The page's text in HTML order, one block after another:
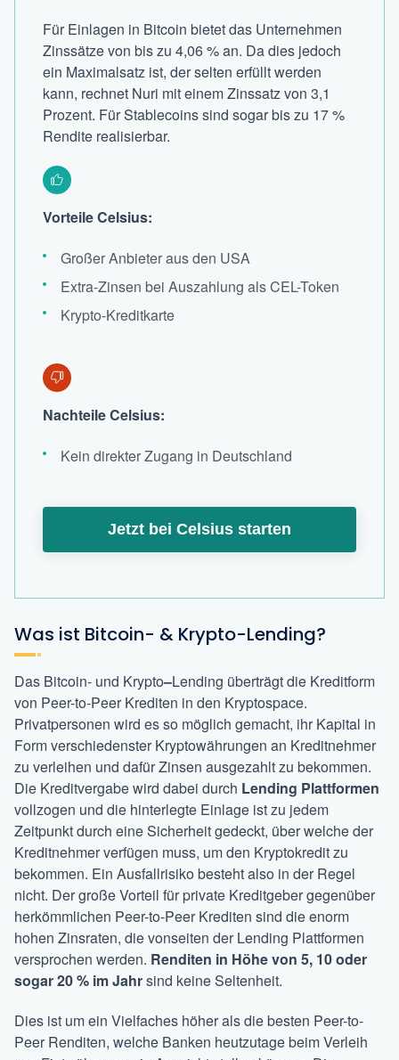
Für Einlagen in Bitcoin bietet das Unternehmen
Zinssätze von bis zu 4,06 % an. Da dies jedoch
ein Maximalsatz ist, der selten erfüllt werden
kann, rechnet Nuri mit einem Zinssatz von 3,1
Prozent. Für Stablecoins sind sogar bis zu 17 %
Rendite realisierbar.
Vorteile Celsius:
Großer Anbieter aus den USA
Extra-Zinsen bei Auszahlung als CEL-Token
Krypto-Kreditkarte
Nachteile Celsius:
Kein direkter Zugang in Deutschland
Jetzt bei Celsius starten
Was ist Bitcoin- & Krypto-Lending?
Das Bitcoin- und Krypto–Lending überträgt die Kreditform
von Peer-to-Peer Krediten in den Kryptospace.
Privatpersonen wird es so möglich gemacht, ihr Kapital in
Form verschiedenster Kryptowährungen an Kreditnehmer
zu verleihen und dafür Zinsen ausgezahlt zu bekommen.
Die Kreditvergabe wird dabei durch Lending Plattformen
vollzogen und die hinterlegte Einlage ist zu jedem
Zeitpunkt durch eine Sicherheit gedeckt, über welche der
Kreditnehmer verfügen muss, um den Kryptokredit zu
bekommen. Ein Ausfallrisiko besteht also in der Regel
nicht. Der große Vorteil für private Kreditgeber gegenüber
herkömmlichen Peer-to-Peer Krediten sind die enorm
hohen Zinsraten, die vonseiten der Lending Plattformen
versprochen werden. Renditen in Höhe von 5, 10 oder
sogar 20 % im Jahrsind keine Seltenheit.
Dies ist um ein Vielfaches höher als die besten Peer-to-
Peer Renditen, welche Banken heutzutage beim Verleih